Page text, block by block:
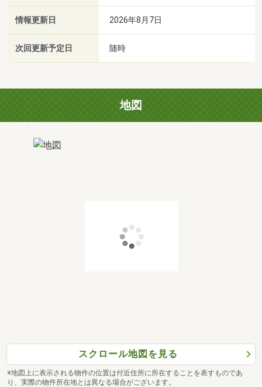
情報更新日 2026年8月7日
次回更新予定日 随時
地図
スクロール地図を見る
※地図上に表示される物件の位置は付近住所に所在することを表すものであ
り、実際の物件所在地とは異なる場合がございます。